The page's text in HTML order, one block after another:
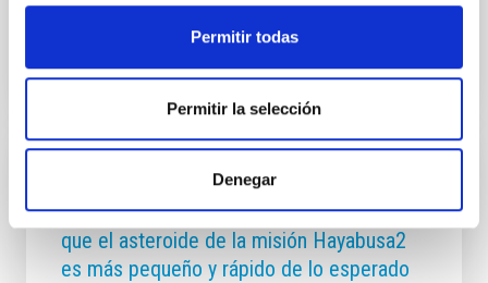
Permitir todas
Permitir la selección
Denegar
Fecha de publicación 09/03/2026 - 10:00:45
Observaciones del Grantecan confirman
que el asteroide de la misión Hayabusa2
es más pequeño y rápido de lo esperado